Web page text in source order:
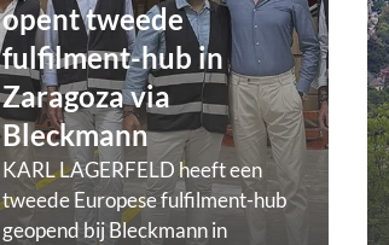
opent tweede
fulfilment-hub in
Zaragoza via
Bleckmann
KARL LAGERFELD heeft een
tweede Europese fulfilment-hub
geopend bij Bleckmann in